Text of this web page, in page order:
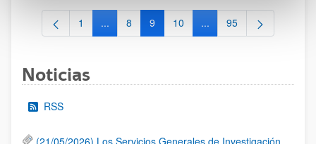
Página
1 ...Páginas intermedias Use TAB para
Página
8 Página
9 Página
10 ...Páginas intermedias
Página
95
Noticias
RSS
(21/05/2026) Los Servicios Generales de Investigación